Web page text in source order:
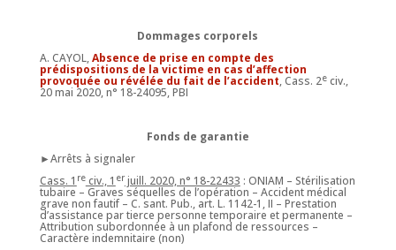
Dommages corporels
A. CAYOL,Absence de prise en compte des
prédispositions de la victime en cas d’affection
provoquée ou révélée du fait de l’accident, Cass. 2eciv.,
20 mai 2020, n° 18-24095, PBI
Fonds de garantie
►Arrêts à signaler
Cass. 1 reciv., 1 erjuill. 2020, n° 18-22433 : ONIAM – Stérilisation
tubaire – Graves séquelles de l’opération – Accident médical
grave non fautif – C. sant. Pub., art. L. 1142-1, II – Prestation
d’assistance par tierce personne temporaire et permanente –
Attribution subordonnée à un plafond de ressources –
Caractère indemnitaire (non)